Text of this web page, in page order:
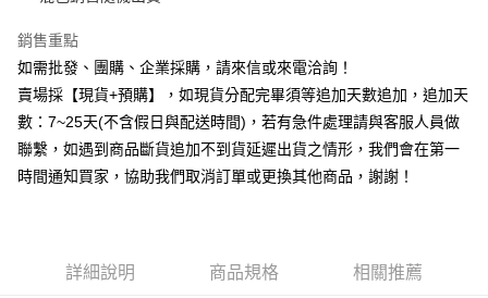
AFTEE先享後付
相關說明
【關於「AFTEE先享後付」】
AFTEE先享後付是「在收到商品之後才付款」的支付方式。 讓您購物簡單
便利好安心！
１．簡單：不需註冊會員、不需綁卡、不需儲值。
２．便利：只要手機號碼，簡訊認證，即可結帳。
結帳頁面，進行簡訊認證並確認金額後，即可完成結帳。
貨到付款
每筆NT$60，滿NT$490(含以上)免運費
銷售重點
如需批發、團購、企業採購，請來信或來電洽詢！
賣場採【現貨+預購】，如現貨分配完畢須等追加天數追加，追加天
數：7~25天(不含假日與配送時間)，若有急件處理請與客服人員做
聯繫，如遇到商品斷貨追加不到貨延遲出貨之情形，我們會在第一
時間通知買家，協助我們取消訂單或更換其他商品，謝謝！
詳細說明 商品規格 相關推薦